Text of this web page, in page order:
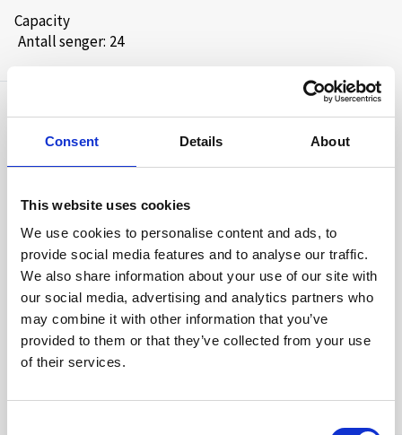
Consent Details About
This website uses cookies
We use cookies to personalise content and ads, to
provide social media features and to analyse our traffic.
We also share information about your use of our site with
our social media, advertising and analytics partners who
may combine it with other information that you’ve
provided to them or that they’ve collected from your use
of their services.
24 soverom fordelt på 2 fløyer.
Hver fløy inneholder 12 soverom, 2 bad med 2 dusjsett, 2 wc.
Soverommene inneholder 1 køyeseng, håndvask og
garderobehylle. Dyner og puter.
Sofagruppe og stoler, 5 spisebord og 30 spisestoler.
stekeovn, kaffetrakter, vannkoker, kjøleskap, kjøkkenutstyr
og servise.
Innvendig bod med plass til bla. ytter- og skotøy. 1
fryseboks.
Parkering ved hytten.
Capacity
Antall senger: 24
Facilities
TV
Kjøleskap
Te/kaffe-maskin
Gratis Wi-Fi